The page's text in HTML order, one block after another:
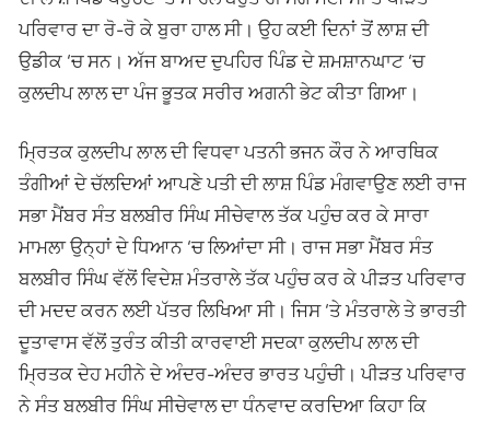
ਪਰਿਵਾਰ ਦਾ ਰੋ-ਰੋ ਕੇ ਬੁਰਾ ਹਾਲ ਸੀ। ਉਹ ਕਈ ਦਿਨਾਂ ਤੋਂ ਲਾਸ਼ ਦੀ
ਉਡੀਕ ‘ਚ ਸਨ। ਅੱਜ ਬਾਅਦ ਦੁਪਹਿਰ ਪਿੰਡ ਦੇ ਸ਼ਮਸ਼ਾਨਘਾਟ ‘ਚ
ਕੁਲਦੀਪ ਲਾਲ ਦਾ ਪੰਜ ਭੂਤਕ ਸਰੀਰ ਅਗਨੀ ਭੇਟ ਕੀਤਾ ਗਿਆ।
ਮ੍ਰਿਤਕ ਕੁਲਦੀਪ ਲਾਲ ਦੀ ਵਿਧਵਾ ਪਤਨੀ ਭਜਨ ਕੌਰ ਨੇ ਆਰਥਿਕ
ਤੰਗੀਆਂ ਦੇ ਚੱਲਦਿਆਂ ਆਪਣੇ ਪਤੀ ਦੀ ਲਾਸ਼ ਪਿੰਡ ਮੰਗਵਾਉਣ ਲਈ ਰਾਜ
ਸਭਾ ਮੈਂਬਰ ਸੰਤ ਬਲਬੀਰ ਸਿੰਘ ਸੀਚੇਵਾਲ ਤੱਕ ਪਹੁੰਚ ਕਰ ਕੇ ਸਾਰਾ
ਮਾਮਲਾ ਉਨ੍ਹਾਂ ਦੇ ਧਿਆਨ ‘ਚ ਲਿਆਂਦਾ ਸੀ। ਰਾਜ ਸਭਾ ਮੈਂਬਰ ਸੰਤ
ਬਲਬੀਰ ਸਿੰਘ ਵੱਲੋਂ ਵਿਦੇਸ਼ ਮੰਤਰਾਲੇ ਤੱਕ ਪਹੁੰਚ ਕਰ ਕੇ ਪੀੜਤ ਪਰਿਵਾਰ
ਦੀ ਮਦਦ ਕਰਨ ਲਈ ਪੱਤਰ ਲਿਖਿਆ ਸੀ। ਜਿਸ ‘ਤੇ ਮੰਤਰਾਲੇ ਤੇ ਭਾਰਤੀ
ਦੂਤਾਵਾਸ ਵੱਲੋਂ ਤੁਰੰਤ ਕੀਤੀ ਕਾਰਵਾਈ ਸਦਕਾ ਕੁਲਦੀਪ ਲਾਲ ਦੀ
ਮ੍ਰਿਤਕ ਦੇਹ ਮਹੀਨੇ ਦੇ ਅੰਦਰ-ਅੰਦਰ ਭਾਰਤ ਪਹੁੰਚੀ। ਪੀੜਤ ਪਰਿਵਾਰ
ਨੇ ਸੰਤ ਬਲਬੀਰ ਸਿੰਘ ਸੀਚੇਵਾਲ ਦਾ ਧੰਨਵਾਦ ਕਰਦਿਆ ਕਿਹਾ ਕਿ